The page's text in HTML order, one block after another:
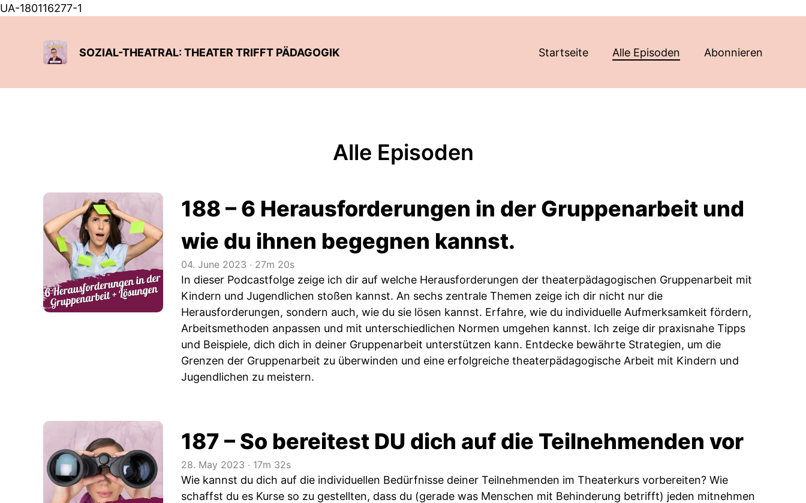
UA-180116277-1
SOZIAL-THEATRAL: THEATER TRIFFT PÄDAGOGIK Startseite Alle Episoden Abonnieren
Alle Episoden
188 – 6 Herausforderungen in der Gruppenarbeit und
wie du ihnen begegnen kannst.
04. June 2023 ‧ 27m 20s
In dieser Podcastfolge zeige ich dir auf welche Herausforderungen der theaterpädagogischen Gruppenarbeit mit
Kindern und Jugendlichen stoßen kannst. An sechs zentrale Themen zeige ich dir nicht nur die
Herausforderungen, sondern auch, wie du sie lösen kannst. Erfahre, wie du individuelle Aufmerksamkeit fördern,
Arbeitsmethoden anpassen und mit unterschiedlichen Normen umgehen kannst. Ich zeige dir praxisnahe Tipps
und Beispiele, dich dich in deiner Gruppenarbeit unterstützen kann. Entdecke bewährte Strategien, um die
Grenzen der Gruppenarbeit zu überwinden und eine erfolgreiche theaterpädagogische Arbeit mit Kindern und
Jugendlichen zu meistern.
187 – So bereitest DU dich auf die Teilnehmenden vor
28. May 2023 ‧ 17m 32s
Wie kannst du dich auf die individuellen Bedürfnisse deiner Teilnehmenden im Theaterkurs vorbereiten? Wie
schaffst du es Kurse so zu gestellten, dass du (gerade was Menschen mit Behinderung betrifft) jeden mitnehmen